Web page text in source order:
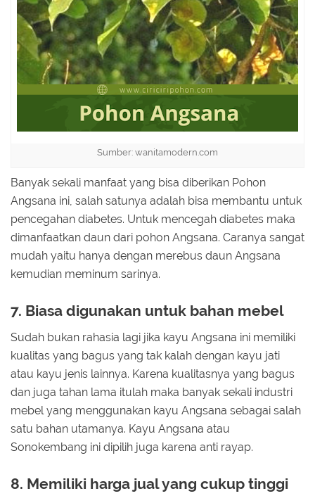
Sumber: wanitamodern.com
Banyak sekali manfaat yang bisa diberikan Pohon
Angsana ini, salah satunya adalah bisa membantu untuk
pencegahan diabetes. Untuk mencegah diabetes maka
dimanfaatkan daun dari pohon Angsana. Caranya sangat
mudah yaitu hanya dengan merebus daun Angsana
kemudian meminum sarinya.
7. Biasa digunakan untuk bahan mebel
Sudah bukan rahasia lagi jika kayu Angsana ini memiliki
kualitas yang bagus yang tak kalah dengan kayu jati
atau kayu jenis lainnya. Karena kualitasnya yang bagus
dan juga tahan lama itulah maka banyak sekali industri
mebel yang menggunakan kayu Angsana sebagai salah
satu bahan utamanya. Kayu Angsana atau
Sonokembang ini dipilih juga karena anti rayap.
8. Memiliki harga jual yang cukup tinggi